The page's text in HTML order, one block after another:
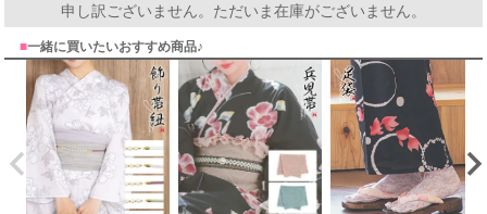
申し訳ございません。ただいま在庫がございません。
■一緒に買いたいおすすめ商品♪